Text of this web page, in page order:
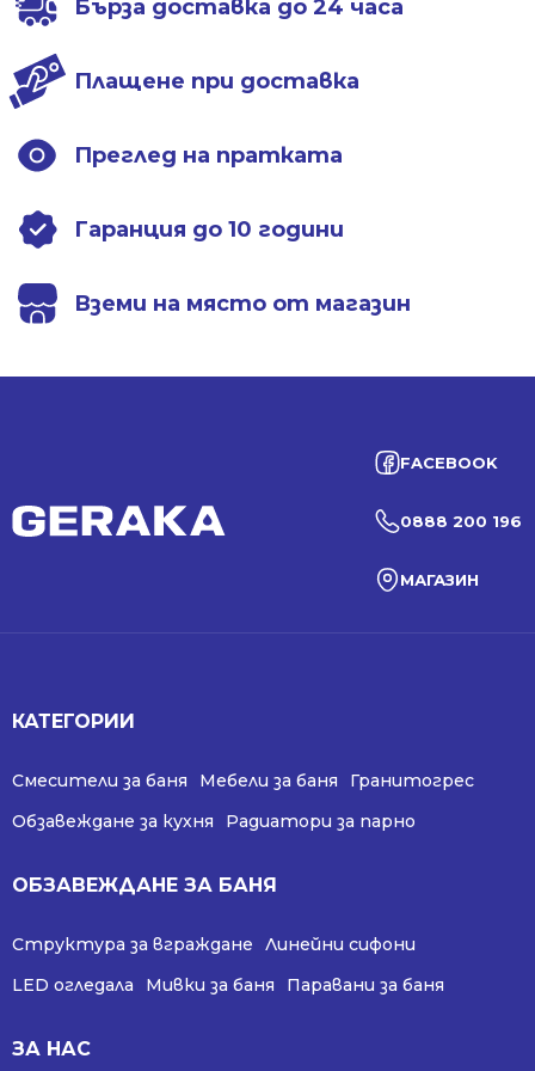
Бърза доставка до 24 часа
Плащене при доставка
Преглед на пратката
Гаранция до 10 години
Вземи на място от магазин
FACEBOOK
0888 200 196
МАГАЗИН
КАТЕГОРИИ
Смесители за баня Мебели за баня
Гранитогрес
Обзавеждане за кухня
Радиатори за парно
ОБЗАВЕЖДАНЕ ЗА БАНЯ
Структура за вграждане
Линейни сифони
LED огледала
Мивки за баня Паравани за баня
ЗА НАС